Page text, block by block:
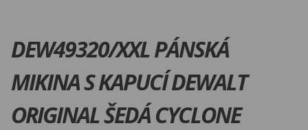
DEW49320/XXL PÁNSKÁ
MIKINA S KAPUCÍ DEWALT
ORIGINAL ŠEDÁ CYCLONE